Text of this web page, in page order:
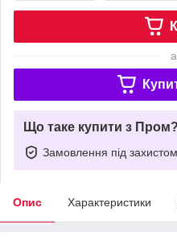
Що таке купити з Пром?
Замовлення під захистом
Опис Характеристики